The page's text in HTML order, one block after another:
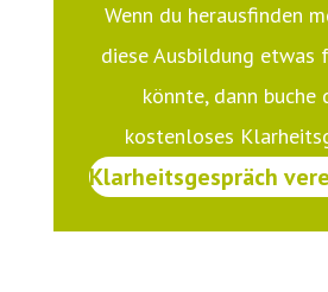
Wenn du herausfinden
diese Ausbildung etwas
könnte, dann buche
kostenloses
Klarheitsgespräch